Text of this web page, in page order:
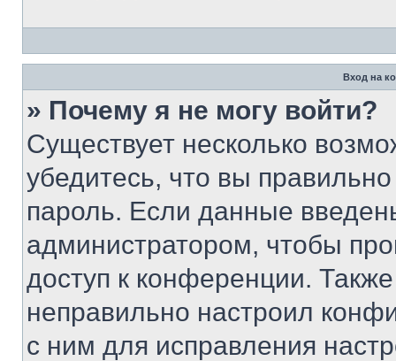
Вход на
» Почему я не могу войти?
Существует несколько
убедитесь, что вы
пароль. Если данные
администратором, чтобы
доступ к конференции.
неправильно настроил
с ним для исправления